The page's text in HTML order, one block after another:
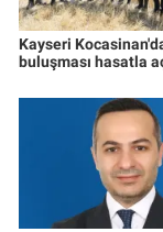
Kayseri
buluşması hasatla